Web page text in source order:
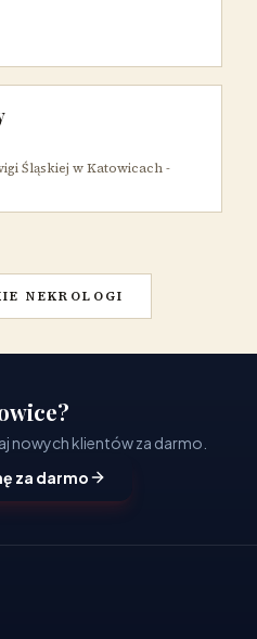
Śląskiej w Katowicach -
NEKROLOGI
nowych klientów za darmo.
za darmo